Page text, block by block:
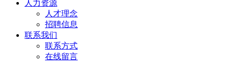
人力资源
人才理念
招聘信息
联系我们
联系方式
在线留言